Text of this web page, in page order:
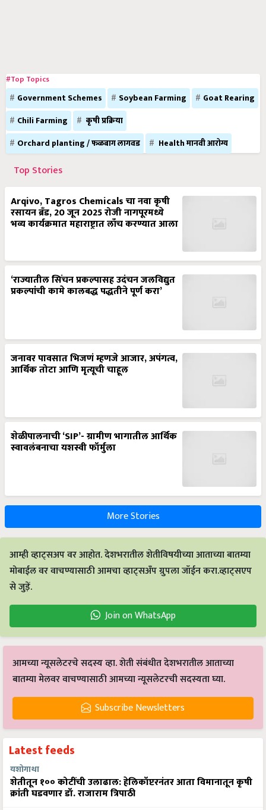
#Top Topics
Government Schemes Soybean Farming
Goat Rearing
Chili Farming
कृषी प्रक्रिया
Orchard planting / फळबाग लागवड
Health मानवी आरोग्य
Top Stories
Arqivo, Tagros Chemicals चा नवा कृषी
रसायन ब्रँड, 20 जून 2025 रोजी नागपूरमध्ये
भव्य कार्यक्रमात महाराष्ट्रात लाँच करण्यात आला
‘राज्यातील सिंचन प्रकल्पासह उदंचन जलविद्युत
प्रकल्पांची कामे कालबद्ध पद्धतीने पूर्ण करा’
जनावर पावसात भिजणं म्हणजे आजार, अपंगत्व,
आर्थिक तोटा आणि मृत्यूची चाहूल
शेळीपालनाची ‘SIP’- ग्रामीण भागातील आर्थिक
स्वावलंबनाचा यशस्वी फॉर्मुला
More Stories
आम्ही व्हाट्सअप वर आहोत. देशभरातील शेतीविषयीच्या आताच्या बातम्या
मोबाईल वर वाचण्यासाठी आमचा व्हाट्सअँप ग्रुपला जॉईन करा.व्हाट्सएप
से जुड़ें.
Join on WhatsApp
आमच्या न्यूसलेटरचे सदस्य व्हा. शेती संबंधीत देशभरातील आताच्या
बातम्या मेलवर वाचण्यासाठी आमच्या न्यूसलेटरची सदस्यता घ्या.
Subscribe Newsletters
Latest feeds
यशोगाथा
शेतीतून १०० कोटींची उलाढाल: हेलिकॉप्टरनंतर आता विमानातून कृषी
क्रांती घडवणार डॉ. राजाराम त्रिपाठी